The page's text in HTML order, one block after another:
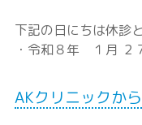
下記の日にちは休診
・令和８年 １月 ２
AKクリニックか